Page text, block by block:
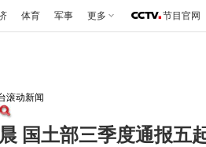
体育 军事 更多 节目官网
滚动新闻
国土部三季度通报五